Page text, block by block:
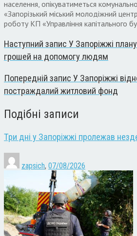
населення, опікуватиметься
«Запорізький міський молодіжний
роботу КП «Управління капітального
Наступний запис У Запоріжжі
грошей на допомогу людям
Попередній запис У Запоріжжі
постраждалий житловий фонд
Подібні записи
Три дні у Запоріжжі пролежав
zapsich, 07/08/2026